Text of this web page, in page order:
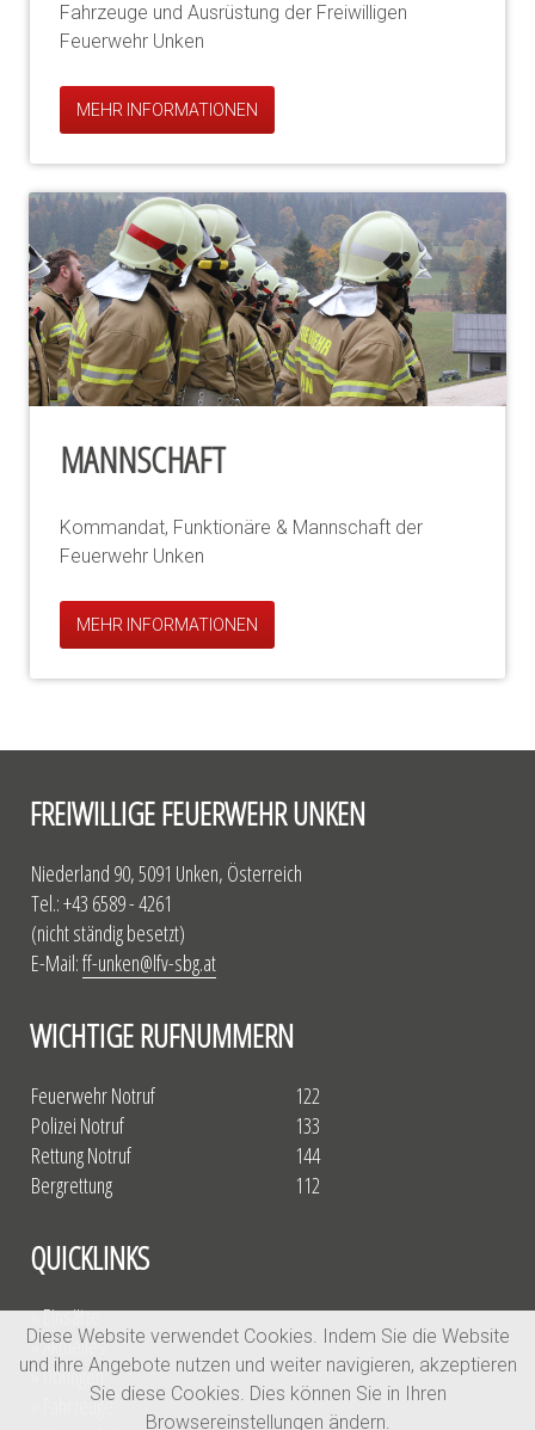
Fahrzeuge und Ausrüstung der Freiwilligen
Feuerwehr Unken
MEHR INFORMATIONEN
MANNSCHAFT
Kommandat, Funktionäre & Mannschaft der
Feuerwehr Unken
MEHR INFORMATIONEN
FREIWILLIGE FEUERWEHR UNKEN
Niederland 90, 5091 Unken, Österreich
Tel.: +43 6589 - 4261
(nicht ständig besetzt)
E-Mail:ff-unken@lfv-sbg.at
WICHTIGE RUFNUMMERN
Feuerwehr Notruf
Polizei Notruf
Rettung Notruf
Bergrettung
122
133
144
112
QUICKLINKS
» Einsätze
» Aktuelles
» Übungen
» Fahrzeuge
Diese Website verwendet Cookies. Indem Sie die Website
und ihre Angebote nutzen und weiter navigieren, akzeptieren
Sie diese Cookies. Dies können Sie in Ihren
Browsereinstellungen ändern.